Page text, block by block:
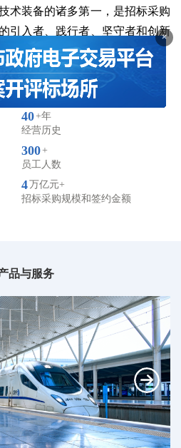
术装备的诸多第一，是招标采购
引入者、践行者、坚守者和创新
40+年
经营历史
300+
员工人数
4万亿元+
招标采购规模和签约金额
品与服务